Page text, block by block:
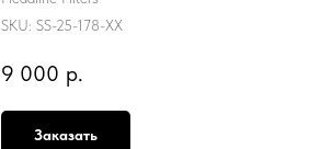
SKU: SS-25-178-XX
9 000 р.
Заказать